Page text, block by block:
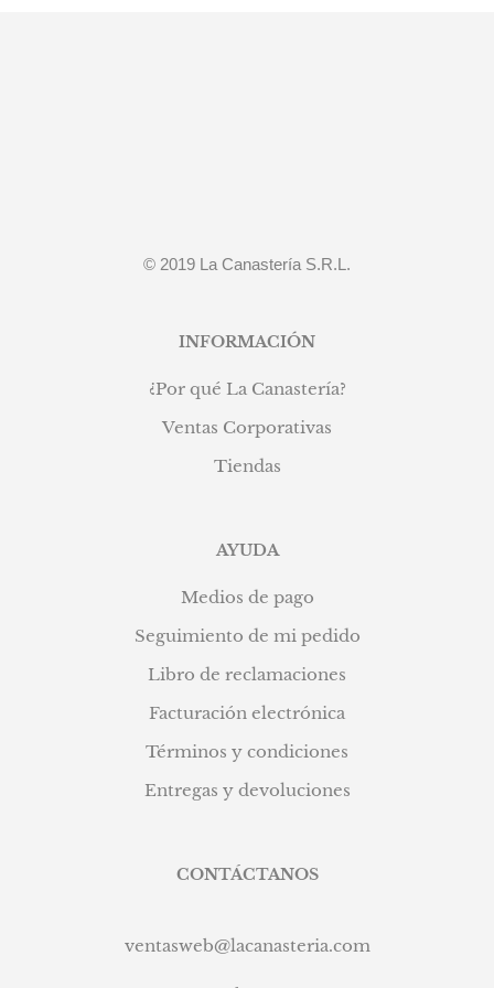
© 2019 La Canastería S.R.L.
INFORMACIÓN
¿Por qué La Canastería?
Ventas Corporativas
Tiendas
AYUDA
Medios de pago
Seguimiento de mi pedido
Libro de reclamaciones
Facturación electrónica
Términos y condiciones
Entregas y devoluciones
CONTÁCTANOS
ventasweb@lacanasteria.com